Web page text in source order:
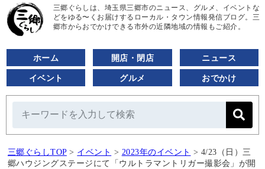
三郷ぐらしは、埼玉県三郷市のニュース、グルメ、イベントな
どをゆる〜くお届けするローカル・タウン情報発信ブログ。三
郷市からおでかけできる市外の近隣地域の情報もご紹介。
ホーム 開店・閉店 ニュース
イベント グルメ おでかけ
三郷ぐらしTOP > イベント > 2023年のイベント > 4/23（日）三
郷ハウジングステージにて「ウルトラマントリガー撮影会」が開